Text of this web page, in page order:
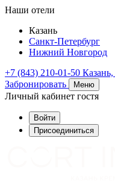
Наши отели
Казань
Санкт-Петербург
Нижний Новгород
+7 (843) 210-01-50 Казань,
Забронировать
Меню
Личный кабинет гостя
Войти
Присоединиться